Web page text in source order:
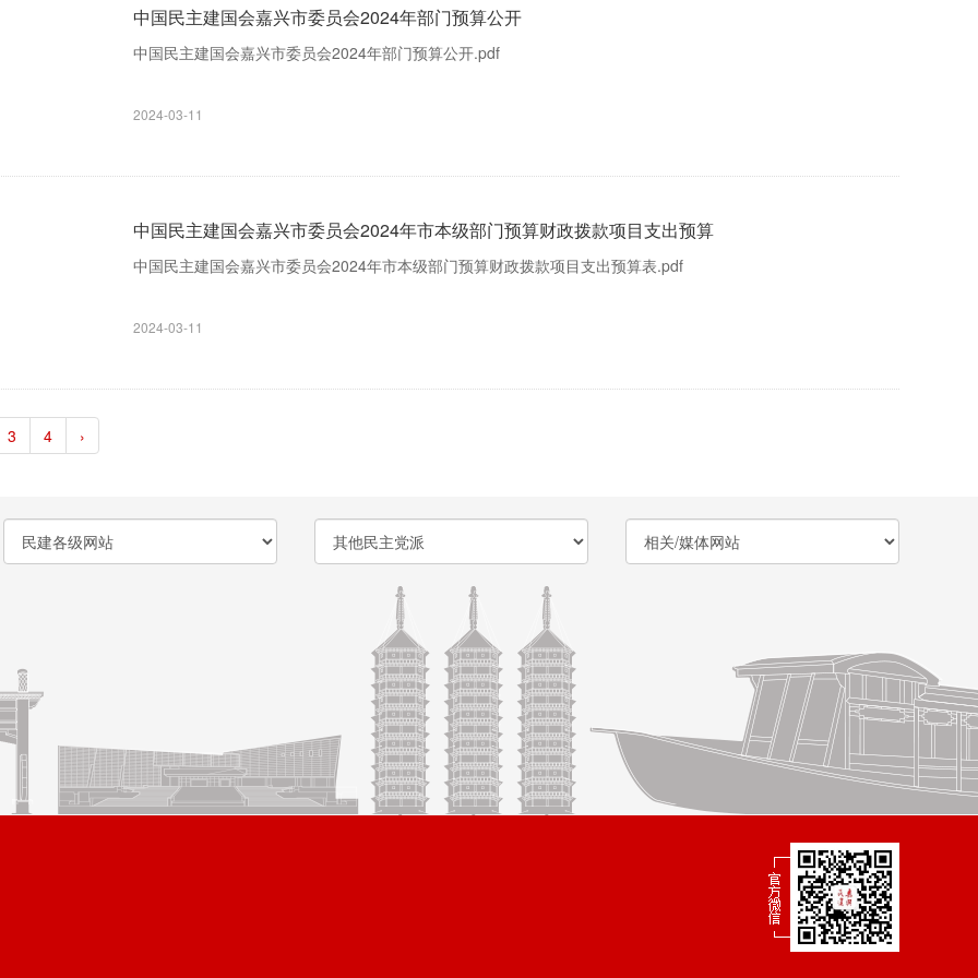
中国民主建国会嘉兴市委员会2024年部门预算公开
中国民主建国会嘉兴市委员会2024年部门预算公开.pdf
2024-03-11
中国民主建国会嘉兴市委员会2024年市本级部门预算财政拨款项目支出预算
中国民主建国会嘉兴市委员会2024年市本级部门预算财政拨款项目支出预算表.pdf
2024-03-11
3 4 ›